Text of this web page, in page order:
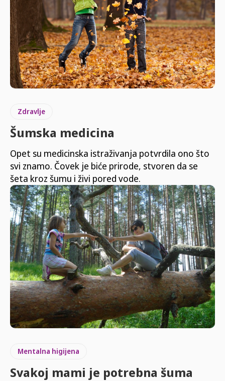
Zdravlje
Šumska medicina
Opet su medicinska istraživanja potvrdila ono što
svi znamo. Čovek je biće prirode, stvoren da se
šeta kroz šumu i živi pored vode.
Mentalna higijena
Svakoj mami je potrebna šuma